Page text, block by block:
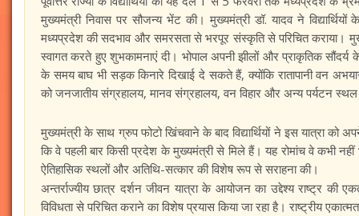
मुख्यमंत्री निवास पर सौजन्य भेंट की। मुख्यमंत्री डॉ. यादव ने
मध्यप्रदेश की सदभाव और समरसता से भरपूर संस्कृति से परिचित कराया।
स्वागत करते हुए शुभकामनाएं दी। भोपाल अपनी झीलों और प्राकृतिक सौंदर्य
के समय बाघ भी सड़क किनारे दिखाई दे सकते हैं, क्योंकि रातापानी वन
को जनजातीय संग्रहालय, मानव संग्रहालय, वन विहार और अन्य पर्यटन
मुख्यमंत्री के साथ ग्रुप फोटो खिंचवाने के बाद विद्यार्थियों ने इस यात्रा को
कि वे पहली बार किसी प्रदेश के मुख्यमंत्री से मिले हैं। यह रोमांच वे कभी
ऐतिहासिक स्थलों और अतिथि-सत्कार की विशेष रूप से सराहना की।
अन्तर्राज्यीय छात्र दर्शन जीवन यात्रा के आयोजन का उद्देश्य राष्ट्र
विविधता से परिचित कराने का विशेष प्रयास किया जा रहा है। राष्ट्रीय